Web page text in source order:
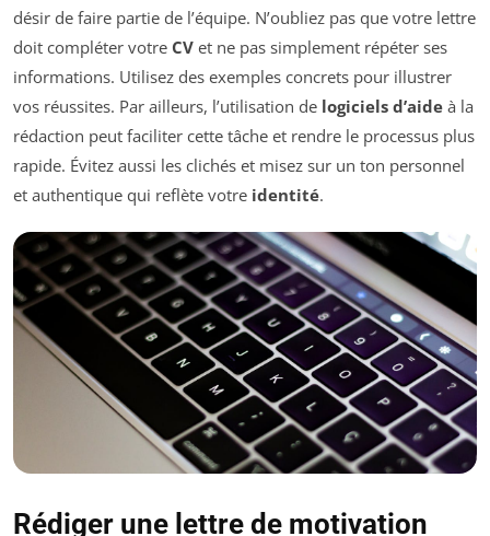
désir de faire partie de l’équipe. N’oubliez pas que votre lettre
doit compléter votre CV et ne pas simplement répéter ses
informations. Utilisez des exemples concrets pour illustrer
vos réussites. Par ailleurs, l’utilisation de logiciels d’aide à la
rédaction peut faciliter cette tâche et rendre le processus plus
rapide. Évitez aussi les clichés et misez sur un ton personnel
et authentique qui reflète votre identité.
Rédiger une lettre de motivation